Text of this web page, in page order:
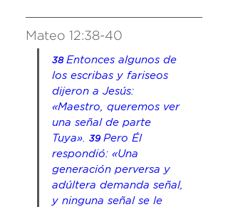
Mateo 12:38-40
38 Entonces algunos de
los escribas y fariseos
dijeron a Jesús:
«Maestro, queremos ver
una señal de parte
Tuya». 39 Pero Él
respondió: «Una
generación perversa y
adúltera demanda señal,
y ninguna señal se le